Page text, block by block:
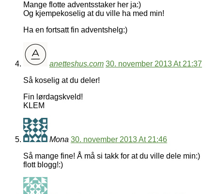
Mange flotte adventsstaker her ja:)
Og kjempekoselig at du ville ha med min!
Ha en fortsatt fin adventshelg:)
anetteshus.com 30. november 2013 At 21:37
Så koselig at du deler!
Fin lørdagskveld!
KLEM
Mona 30. november 2013 At 21:46
Så mange fine! Å må si takk for at du ville dele min:)
flott blogg!:)